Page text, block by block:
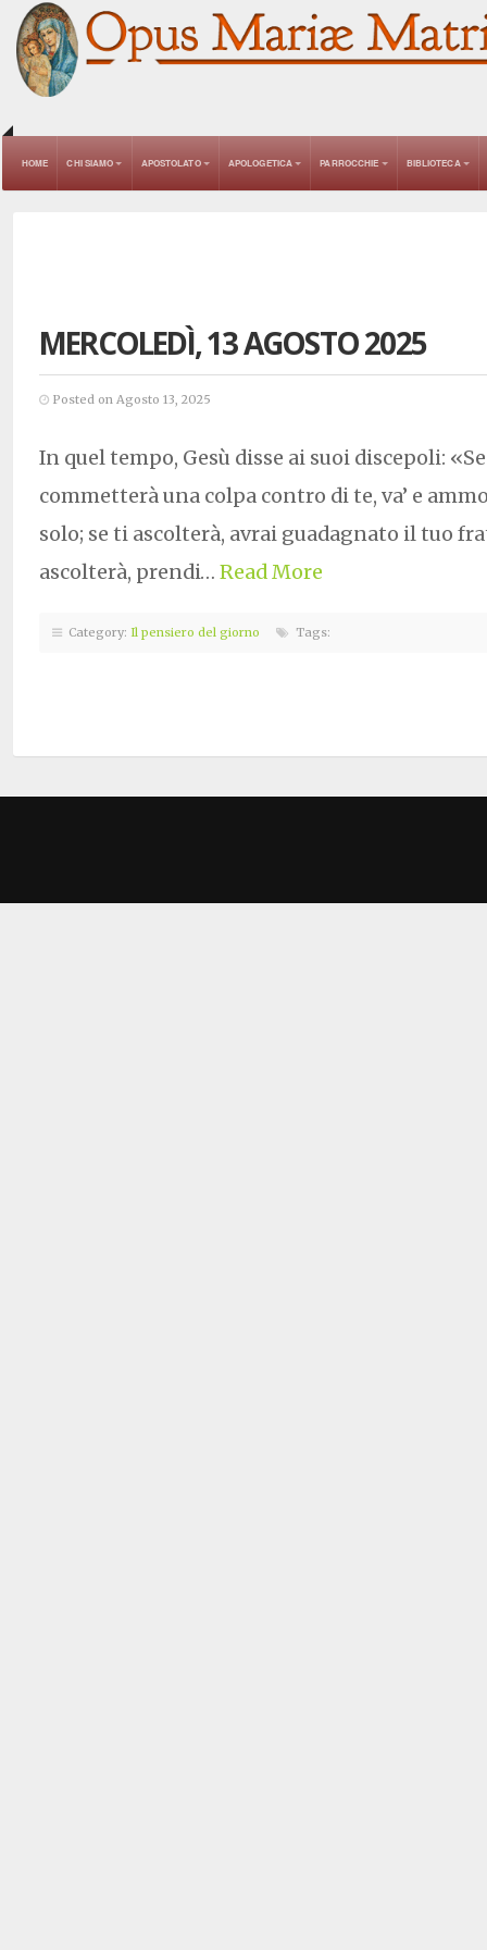
HOME CHI SIAMO APOSTOLATO APOLOGETICA PARROCCHIE BIBLIOTECA
MERCOLEDÌ, 13 AGOSTO 2025
Posted on Agosto 13, 2025
In quel tempo, Gesù disse ai suoi discepoli:
commetterà una colpa contro di te, va’ e
solo; se ti ascolterà, avrai guadagnato il tuo
ascolterà, prendi… Read More
Category: Il pensiero del giorno Tags: